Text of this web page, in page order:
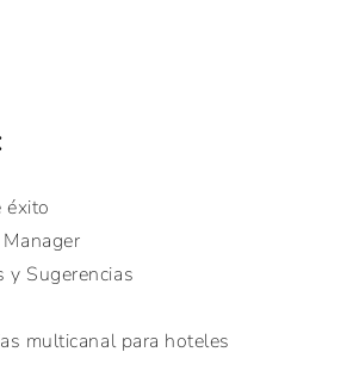
éxito
y Sugerencias
multicanal para hoteles